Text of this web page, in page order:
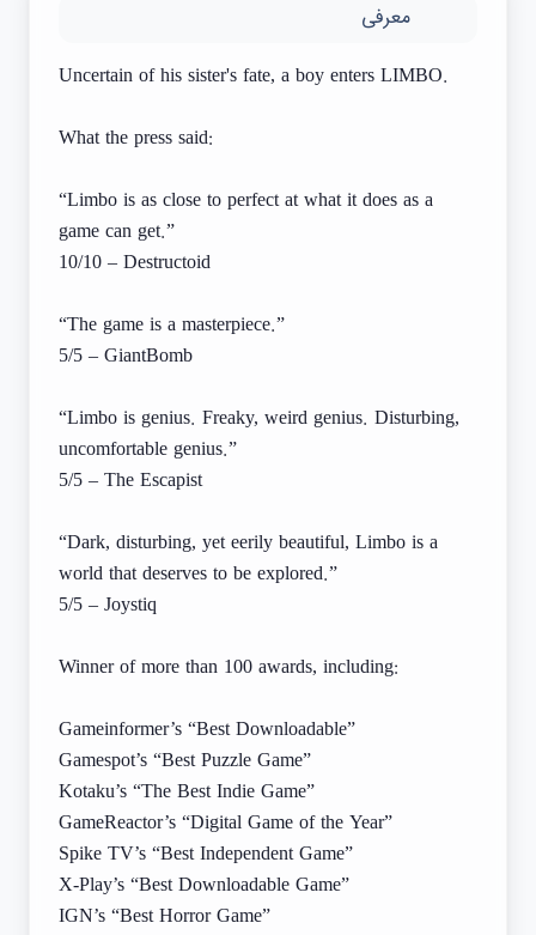
معرفی
Uncertain of his sister's fate, a boy enters LIMBO.
What the press said:
“Limbo is as close to perfect at what it does as a
game can get.”
10/10 – Destructoid
“The game is a masterpiece.”
5/5 – GiantBomb
“Limbo is genius. Freaky, weird genius. Disturbing,
uncomfortable genius.”
5/5 – The Escapist
“Dark, disturbing, yet eerily beautiful, Limbo is a
world that deserves to be explored.”
5/5 – Joystiq
Winner of more than 100 awards, including:
Gameinformer’s “Best Downloadable”
Gamespot’s “Best Puzzle Game”
Kotaku’s “The Best Indie Game”
GameReactor’s “Digital Game of the Year”
Spike TV’s “Best Independent Game”
X-Play’s “Best Downloadable Game”
IGN’s “Best Horror Game”